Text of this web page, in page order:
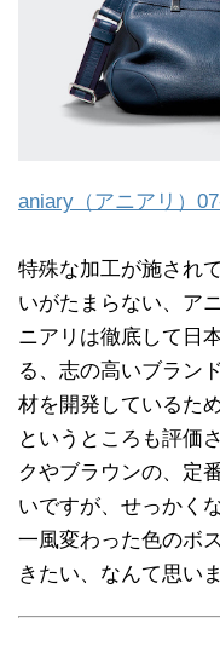
aniary（アニアリ）
特殊な加工が施され
いがたまらない、ア
ニアリは徹底して日
る、志の高いブラン
材を開発しているた
というところも評価
クやブラウンの、定
いですが、せっかく
一風変わった色のボ
きたい、なんて思い